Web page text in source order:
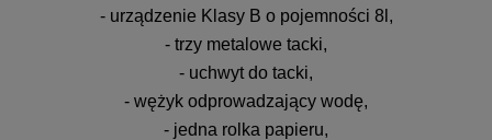
- urządzenie Klasy B o pojemności 8l,
- trzy metalowe tacki,
- uchwyt do tacki,
- wężyk odprowadzający wodę,
- jedna rolka papieru,